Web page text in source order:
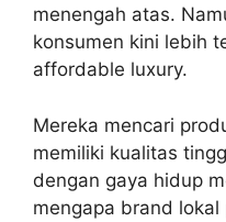
menengah atas.
konsumen kini lebih
affordable luxury.
Mereka mencari
memiliki kualitas
dengan gaya hidup
mengapa brand lokal